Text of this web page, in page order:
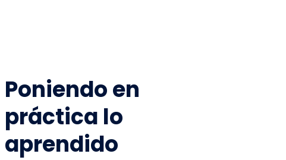
Poniendo en
práctica lo
aprendido